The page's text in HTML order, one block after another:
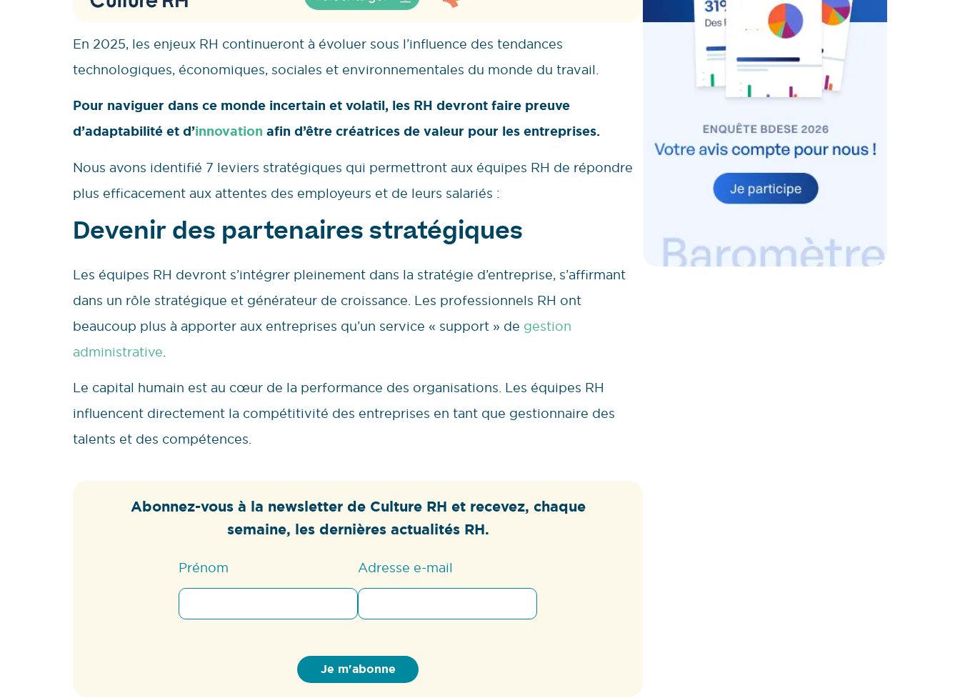
En 2025, les enjeux RH continueront à évoluer sous l’influence des tendances
technologiques, économiques, sociales et environnementales du monde du travail.
Pour naviguer dans ce monde incertain et volatil, les RH devront faire preuve
d’adaptabilité et d’innovation afin d’être créatrices de valeur pour les entreprises.
Nous avons identifié 7 leviers stratégiques qui permettront aux équipes RH de répondre
plus efficacement aux attentes des employeurs et de leurs salariés :
Devenir des partenaires stratégiques
Les équipes RH devront s’intégrer pleinement dans la stratégie d’entreprise, s’affirmant
dans un rôle stratégique et générateur de croissance. Les professionnels RH ont
beaucoup plus à apporter aux entreprises qu’un service « support » de gestion
administrative.
Le capital humain est au cœur de la performance des organisations. Les équipes RH
influencent directement la compétitivité des entreprises en tant que gestionnaire des
talents et des compétences.
Abonnez-vous à la newsletter de Culture RH et recevez, chaque
semaine, les dernières actualités RH.
Prénom Adresse e-mail